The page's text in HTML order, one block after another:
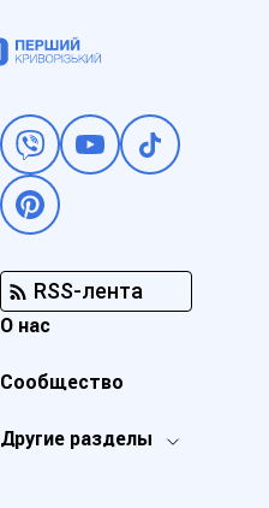
RSS-лента
Другие разделы
О нас
Сообщество